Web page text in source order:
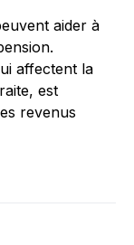
aider à
affectent la
est
revenus